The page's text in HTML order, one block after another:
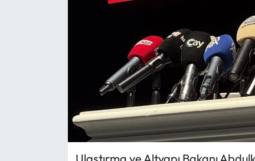
Laçin Haberleri